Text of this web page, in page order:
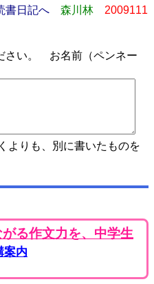
書日記へ 森川林
2009111
さい。 お名前（ペンネー
よりも、別に書いたものを
る作文力を、中学生
案内